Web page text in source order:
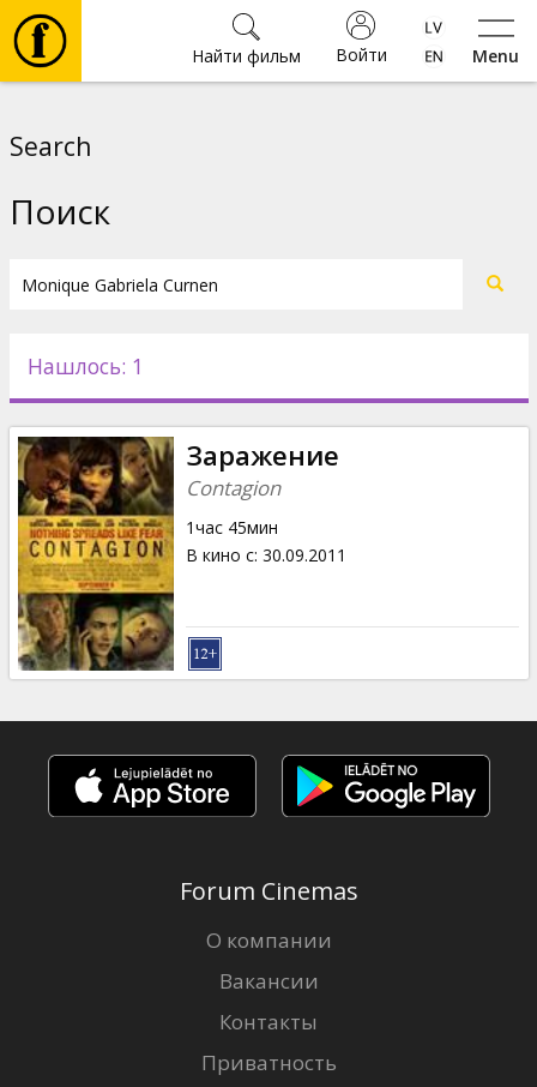
Menu
Войти
Найти фильм
Новости
Подарки
Кинозакуски
B2B
Клуб
Search
Поиск
Нашлось: 1
Заражение
Contagion
1час 45мин
В кино с: 30.09.2011
Forum Cinemas
О компании
Вакансии
Контакты
Приватность